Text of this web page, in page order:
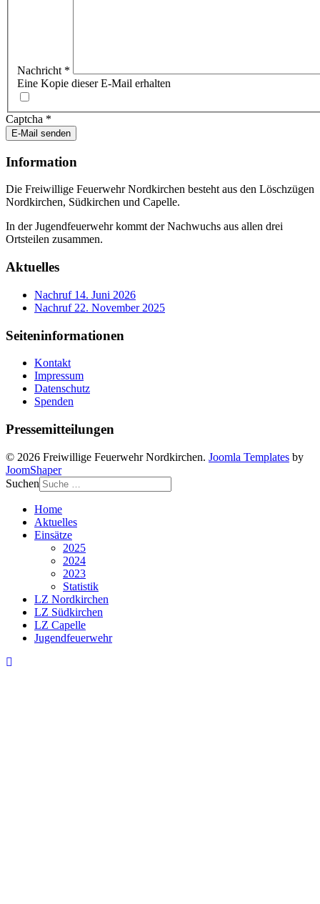
Nachricht *
Eine Kopie dieser E-Mail erhalten
Captcha *
E-Mail senden
Information
Die Freiwillige Feuerwehr Nordkirchen besteht aus den Löschzügen
Nordkirchen, Südkirchen und Capelle.
In der Jugendfeuerwehr kommt der Nachwuchs aus allen drei
Ortsteilen zusammen.
Aktuelles
Nachruf 14. Juni 2026
Nachruf 22. November 2025
Seiteninformationen
Kontakt
Impressum
Datenschutz
Spenden
Pressemitteilungen
© 2026 Freiwillige Feuerwehr Nordkirchen. Joomla Templates by
JoomShaper
Suchen
Home
Aktuelles
Einsätze
2025
2024
2023
Statistik
LZ Nordkirchen
LZ Südkirchen
LZ Capelle
Jugendfeuerwehr